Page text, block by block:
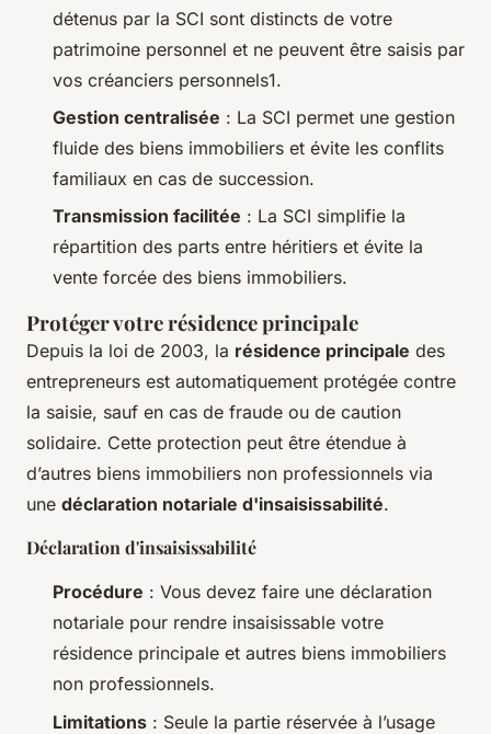
détenus par la SCI sont distincts de votre
patrimoine personnel et ne peuvent être saisis par
vos créanciers personnels1.
Gestion centralisée : La SCI permet une gestion
fluide des biens immobiliers et évite les conflits
familiaux en cas de succession.
Transmission facilitée : La SCI simplifie la
répartition des parts entre héritiers et évite la
vente forcée des biens immobiliers.
Protéger votre résidence principale
Depuis la loi de 2003, la résidence principale des
entrepreneurs est automatiquement protégée contre
la saisie, sauf en cas de fraude ou de caution
solidaire. Cette protection peut être étendue à
d’autres biens immobiliers non professionnels via
une déclaration notariale d'insaisissabilité.
Déclaration d'insaisissabilité
Procédure : Vous devez faire une déclaration
notariale pour rendre insaisissable votre
résidence principale et autres biens immobiliers
non professionnels.
Limitations : Seule la partie réservée à l’usage